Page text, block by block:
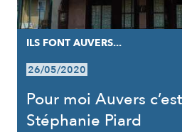
ILS FONT AUVERS...
26/05/2020
Pour moi Auvers
Stéphanie Piard